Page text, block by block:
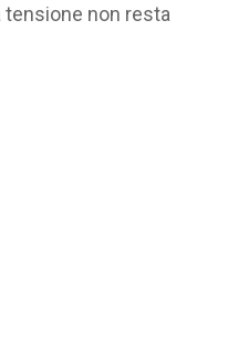
tensione non resta